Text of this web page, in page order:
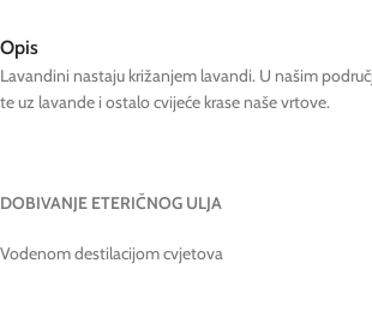
Opis
Lavandini nastaju križanjem lavandi. U našim
te uz lavande i ostalo cvijeće krase naše vrtove.
DOBIVANJE ETERIČNOG ULJA
Vodenom destilacijom cvjetova